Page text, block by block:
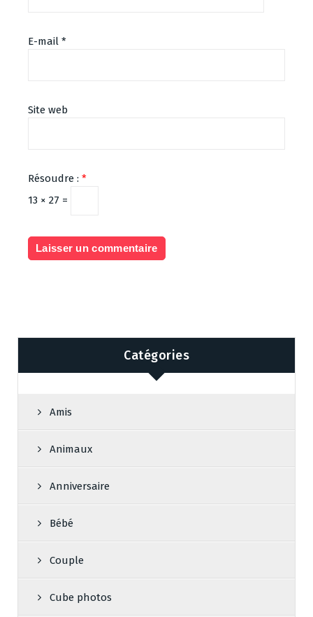
E-mail *
Site web
Résoudre : *
13 × 27 =
Catégories
Amis
Animaux
Anniversaire
Bébé
Couple
Cube photos